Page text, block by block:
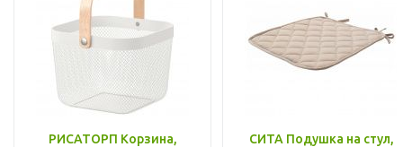
РИСАТОРП Корзина,
СИТА Подушка на стул,